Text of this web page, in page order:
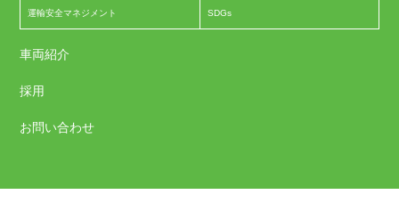
運輸安全マネジメント SDGs
車両紹介
採用
お問い合わせ